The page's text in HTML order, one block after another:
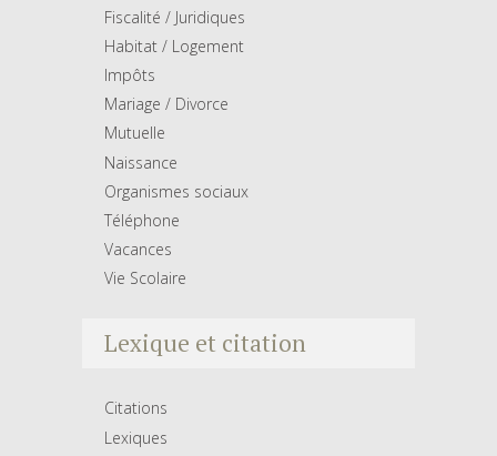
Fiscalité / Juridiques
Habitat / Logement
Impôts
Mariage / Divorce
Mutuelle
Naissance
Organismes sociaux
Téléphone
Vacances
Vie Scolaire
Lexique et citation
Citations
Lexiques